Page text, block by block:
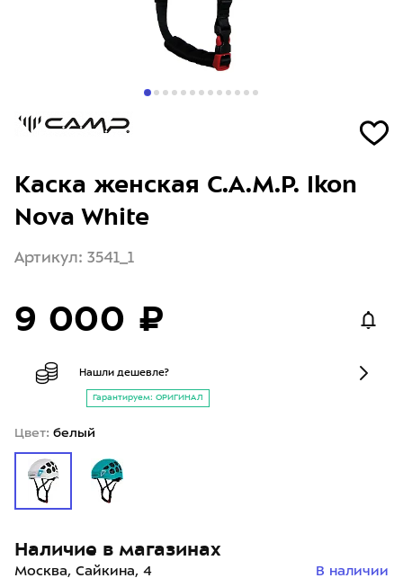
Каска женская C.A.M.P. Ikon
Nova White
Артикул: 3541_1
9 000 ₽
Нашли дешевле?
Гарантируем: ОРИГИНАЛ
Цвет: белый
Наличие в магазинах
Москва, Сайкина, 4 В наличии